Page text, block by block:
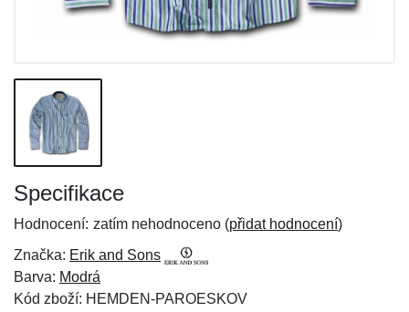
Specifikace
Hodnocení: zatím nehodnoceno (přidat hodnocení)
Značka: Erik and Sons
Barva: Modrá
Kód zboží: HEMDEN-PAROESKOV